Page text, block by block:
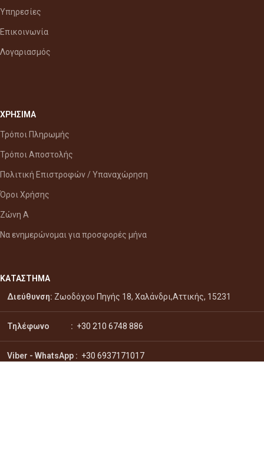
Υπηρεσίες
Επικοινωνία
Λογαριασμός
ΧΡΗΣΙΜΑ
Τρόποι Πληρωμής
Τρόποι Αποστολής
Πολιτική Επιστροφών / Υπαναχώρηση
Όροι Χρήσης
Ζώνη Α
Να ενημερώνομαι για προσφορές μήνα
ΚΑΤΑΣΤΗΜΑ
Διεύθυνση: Ζωοδόχου Πηγής 18, Χαλάνδρι,Αττικής, 15231
Τηλέφωνο : +30 210 6748 886
Viber - WhatsApp : +30 6937171017